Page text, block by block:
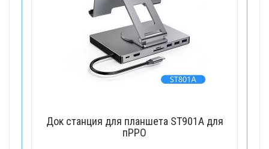
Док станция для планшета ST901A для
пРРО